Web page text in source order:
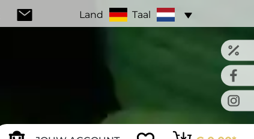
Land Taal